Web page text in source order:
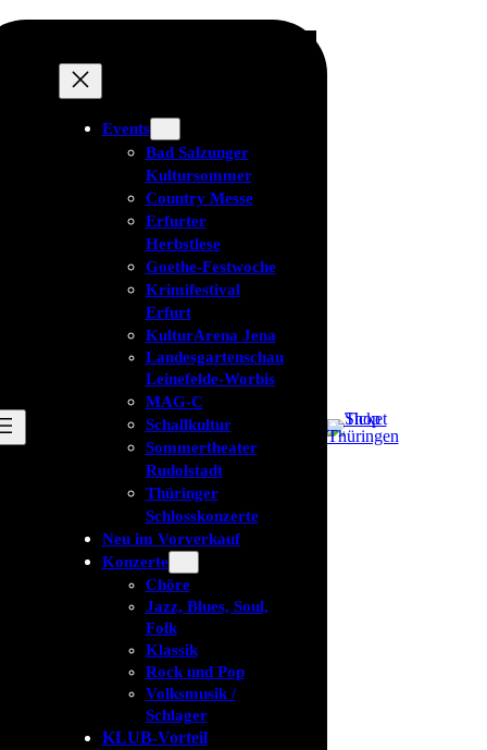
Events
Bad Salzunger
Kultursommer
Country Messe
Erfurter
Herbstlese
Goethe-Festwoche
Krimifestival
Erfurt
KulturArena Jena
Landesgartenschau
Leinefelde-Worbis
MAG-C
Schallkultur
Sommertheater
Rudolstadt
Thüringer
Schlosskonzerte
Neu im Vorverkauf
Konzerte
Chöre
Jazz, Blues, Soul,
Folk
Klassik
Rock und Pop
Volksmusik /
Schlager
KLUB-Vorteil